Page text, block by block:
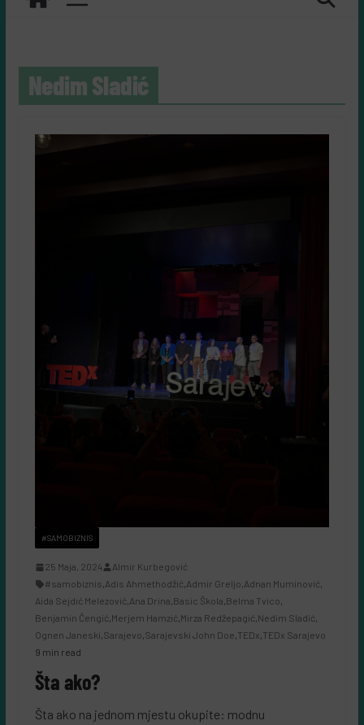
Nedim Sladić
#SAMOBIZNIS
25 Maja, 2024
Almir Kurbegović
#samobiznis,Adis Ahmethodžić,Admir Greljo,Adnan Muminović,
Aida Sejdić Melezović,Ana Drina,Basic Škola,Belma Tvico,
Benjamin Čengić,Merjem Hamzić,Mirza Redžepagić,Nedim Sladić,
Ognen Janeski,Sarajevo,Sarajevski John Doe,TEDx,TEDx Sarajevo
9 min read
Šta ako?
Šta ako na jednom mjestu okupite: modnu